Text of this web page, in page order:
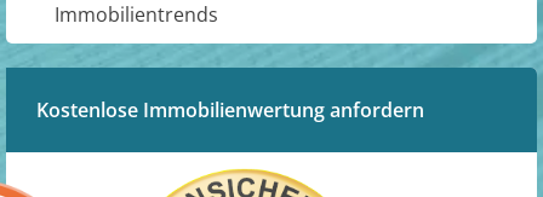
Immobilientrends
Kostenlose Immobilienwertung anfordern